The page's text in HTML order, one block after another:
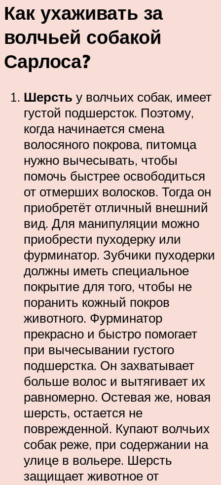
Как ухаживать за
волчьей собакой
Сарлоса?
Шерсть у волчьих собак, имеет
густой подшерсток. Поэтому,
когда начинается смена
волосяного покрова, питомца
нужно вычесывать, чтобы
помочь быстрее освободиться
от отмерших волосков. Тогда он
приобретёт отличный внешний
вид. Для манипуляции можно
приобрести пуходерку или
фурминатор. Зубчики пуходерки
должны иметь специальное
покрытие для того, чтобы не
поранить кожный покров
животного. Фурминатор
прекрасно и быстро помогает
при вычесывании густого
подшерстка. Он захватывает
больше волос и вытягивает их
равномерно. Остевая же, новая
шерсть, остается не
поврежденной. Купают волчьих
собак реже, при содержании на
улице в вольере. Шерсть
защищает животное от